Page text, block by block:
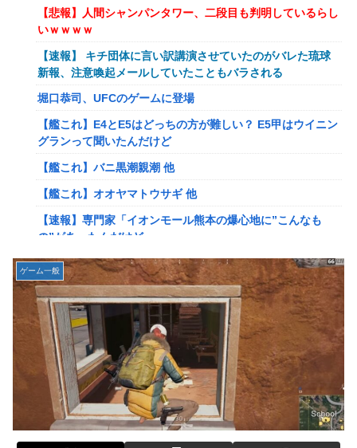
【画像】令和最新版のあのちゃん、可愛過ぎてワイらにブッ
刺さりまくりw w w w w w
【爆笑動画】ママさん「新しい洗濯機買って1発目に回した
らコレw」←こwれwはw w w w w w w w w w
岡田斗司夫「人間の本音としてブサイクを見たら不愉快にな
る。この責任をどうとるんだ」
【速報】ルフィの幹部、懲役20年に決定する←コレは妥当
か？？？？？？？
【NGS】ルーサー緊急、新武器、東方コラボ、EXレベル
40… 8/5はアップデート盛り沢山！？貴様ら何から始める？
( •᷄ὤ•᷅ )
ヨーロッパが右翼政党の党員から銀行口座を作る権利を剥
【ウマ娘】ケンタ？のシオン
韓国人「海上自衛隊護衛艦ちょうかいによるトマホーク巡航
ミサイルの実射試験に韓国人が衝撃！」→「着々と進む最新
鋭の防衛装備‥」
【画像】かつて天下を獲っていたYouTuberの現在ｗｗｗｗ
【悲報】コレコレ、月収1億円ｗｗｗそりゃ外出るのにボデ
ィガードつけるわ…
【悲報】人間シャンパンタワー、二段目も判明しているらし
いｗｗｗｗ
【速報】 キチ団体に言い訳講演させていたのがバレた琉球
新報、注意喚起メールしていたこともバラされる
堀口恭司、UFCのゲームに登場
【艦これ】E4とE5はどっちの方が難しい？ E5甲はウイニン
グランって聞いたんだけど
【艦これ】バニ黒潮親潮 他
【艦これ】オオヤマトウサギ 他
【速報】専門家「イオンモール熊本の爆心地に”こんなも
の”があったんだけど…」
【画像】かつて天下を獲っていたYouTuberの現在ｗｗｗｗ
【悲報】映画館の客、ほぼバイオテロレベルのやらかしで観
客が避難する事態にｗｗｗｗ
【警告】社会人「スムージーにキウイ皮ごと入れよ。これ美
容にいいんだよね〜」→ 結果…
【悲報】有名漫画家、がんを公表「大腸癌になってしまいま
した。肝臓に転移も見られてステージ4です」
【衝撃】ハンターハンター、とんでもねえ伏線が発掘され
る。クルタ族の虐殺犯人がツェリードニヒだった模様！
ゲーム一般